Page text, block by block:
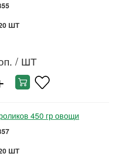
ШТ
/ ШТ
450 гр овощи
ШТ